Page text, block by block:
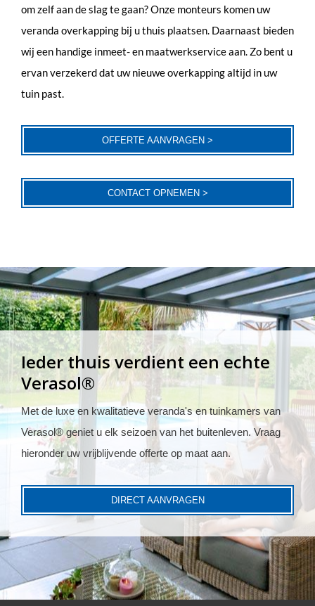
om zelf aan de slag te gaan? Onze monteurs komen uw
veranda overkapping bij u thuis plaatsen. Daarnaast bieden
wij een handige inmeet- en maatwerkservice aan. Zo bent u
ervan verzekerd dat uw nieuwe overkapping altijd in uw
tuin past.
OFFERTE AANVRAGEN >
CONTACT OPNEMEN >
Ieder thuis verdient een echte
Verasol®
Met de luxe en kwalitatieve veranda's en tuinkamers van
Verasol® geniet u elk seizoen van het buitenleven. Vraag
hieronder uw vrijblijvende offerte op maat aan.
DIRECT AANVRAGEN